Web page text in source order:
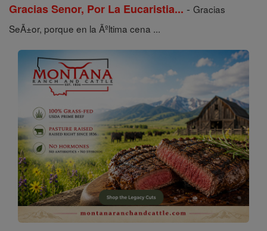
Gracias Senor, Por La Eucaristia... - Gracias
SeÃ±or, porque en la Ãºltima cena ...